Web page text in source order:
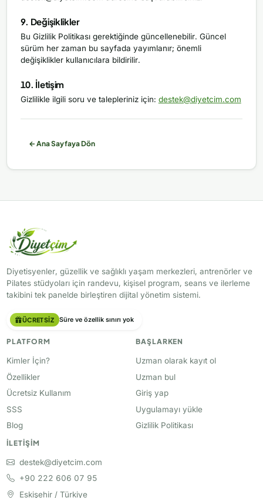
9. Değişiklikler
Bu Gizlilik Politikası gerektiğinde güncellenebilir. Güncel
sürüm her zaman bu sayfada yayımlanır; önemli
değişiklikler kullanıcılara bildirilir.
10. İletişim
Gizlilikle ilgili soru ve talepleriniz için: destek@diyetcim.com
← Ana Sayfaya Dön
Diyetisyenler, güzellik ve sağlıklı yaşam merkezleri, antrenörler ve
Pilates stüdyoları için randevu, kişisel program, seans ve ilerleme
takibini tek panelde birleştiren dijital yönetim sistemi.
ÜCRETSIZ Süre ve özellik sınırı yok
PLATFORM
Kimler İçin?
Özellikler
Ücretsiz Kullanım
SSS
Blog
BAŞLARKEN
Uzman olarak kayıt ol
Uzman bul
Giriş yap
Uygulamayı yükle
Gizlilik Politikası
İLETIŞIM
destek@diyetcim.com
+90 222 606 07 95
Eskişehir / Türkiye